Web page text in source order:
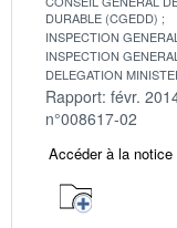
DURABLE (CGEDD)
INSPECTION
INSPECTION
DELEGATION
Rapport: févr.
n°008617-02
Accéder à la notice